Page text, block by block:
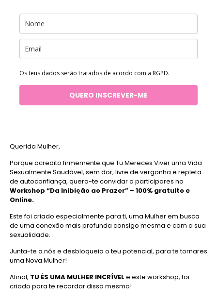
Os teus dados serão tratados de acordo com a RGPD.
QUERO INSCREVER-ME
Querida Mulher,
Porque acredito firmemente que Tu Mereces Viver uma Vida
Sexualmente Saudável, sem dor, livre de vergonha e repleta
de autoconfiança, quero-te convidara participares no
Workshop “Da Inibição ao Prazer” – 100% gratuito e
Online.
Este foi criado especialmente para ti, uma Mulher em busca
de uma conexão mais profunda consigo mesma e com a sua
sexualidade.
Junta-te a nós e desbloqueia o teu potencial, para te tornares
uma Nova Mulher!
Afinal, TU ÉS UMA MULHER INCRÍVEL e este workshop, foi
criado para te recordar disso mesmo!